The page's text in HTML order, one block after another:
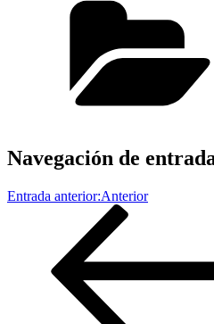
Navegación de
Entrada anterior:Anterior